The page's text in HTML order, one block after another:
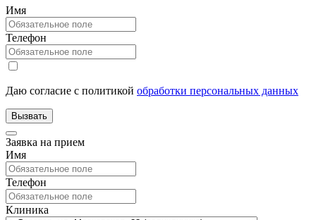
Имя
Телефон
Даю согласие с политикой обработки персональных данных
Заявка на прием
Имя
Телефон
Клиника